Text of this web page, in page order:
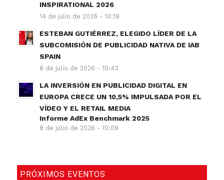
INSPIRATIONAL 2026
14 de julio de 2026 - 10:19
ESTEBAN GUTIÉRREZ, ELEGIDO LÍDER DE LA
SUBCOMISIÓN DE PUBLICIDAD NATIVA DE IAB
SPAIN
8 de julio de 2026 - 10:43
LA INVERSIÓN EN PUBLICIDAD DIGITAL EN
EUROPA CRECE UN 10,5% IMPULSADA POR EL
VÍDEO Y EL RETAIL MEDIA
Informe AdEx Benchmark 2025
8 de julio de 2026 - 10:09
PRÓXIMOS EVENTOS